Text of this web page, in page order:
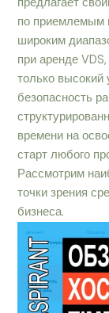
по приемлемым
широким
при аренде
только высокий
безопасность
времени на
старт любого
Рассмотрим
точки зрения
бизнеса.